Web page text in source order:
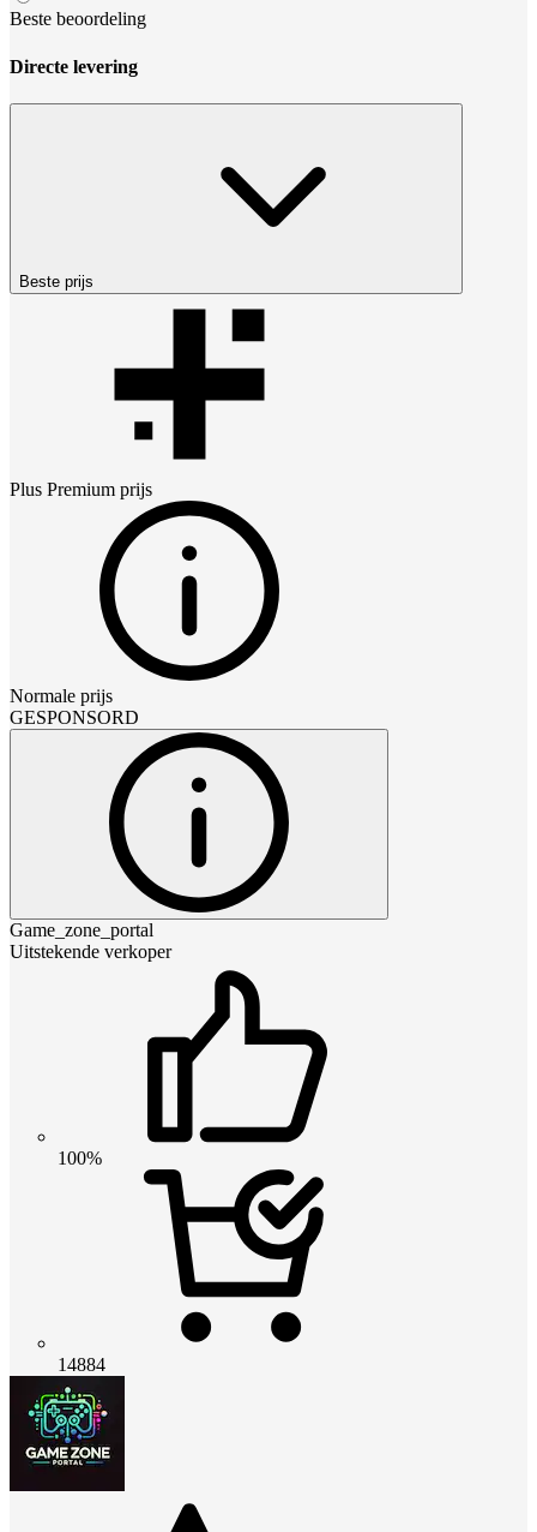
Beste beoordeling
Directe levering
Beste prijs
Plus Premium prijs
Normale prijs
GESPONSORD
Game_zone_portal
Uitstekende verkoper
100%
14884